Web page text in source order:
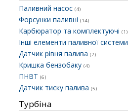
Паливний насос (4)
Форсунки паливні (14)
Карбюратор та комплектуючі (1)
Інші елементи паливної системи
Датчик рівня палива (2)
Кришка бензобаку (4)
ПНВТ (6)
Датчик тиску палива (5)
Турбіна